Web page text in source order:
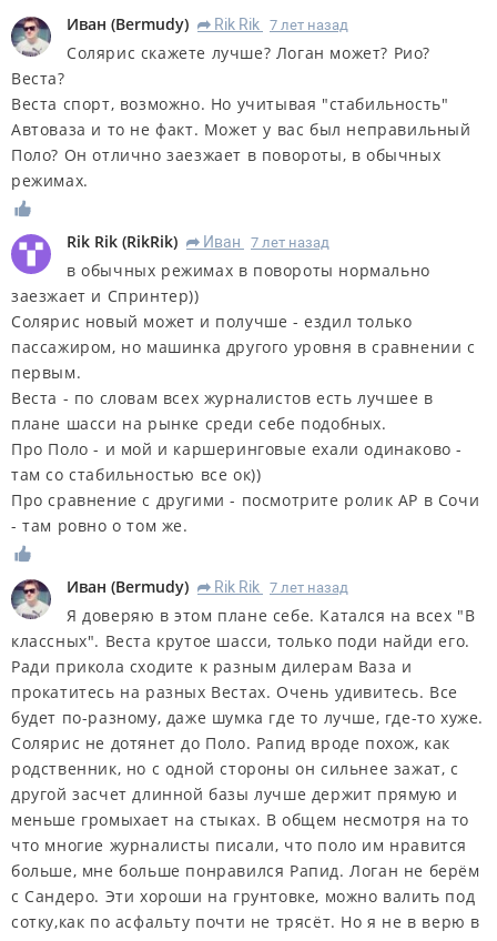
Иван (Bermudy) R Rik Rik 7 лет назад
Солярис скажете лучше? Логан может? Рио?
Веста?
Веста спорт, возможно. Но учитывая "стабильность"
Автоваза и то не факт. Может у вас был неправильный
Поло? Он отлично заезжает в повороты, в обычных
режимах.
Rik Rik (RikRik) R Иван 7 лет назад
в обычных режимах в повороты нормально
заезжает и Спринтер))
Солярис новый может и получше - ездил только
пассажиром, но машинка другого уровня в сравнении с
первым.
Веста - по словам всех журналистов есть лучшее в
плане шасси на рынке среди себе подобных.
Про Поло - и мой и каршеринговые ехали одинаково -
там со стабильностью все ок))
Про сравнение с другими - посмотрите ролик АР в Сочи
- там ровно о том же.
Иван (Bermudy) R Rik Rik 7 лет назад
Я доверяю в этом плане себе. Катался на всех "В
классных". Веста крутое шасси, только поди найди его.
Ради прикола сходите к разным дилерам Ваза и
прокатитесь на разных Вестах. Очень удивитесь. Все
будет по-разному, даже шумка где то лучше, где-то хуже.
Солярис не дотянет до Поло. Рапид вроде похож, как
родственник, но с одной стороны он сильнее зажат, с
другой засчет длинной базы лучше держит прямую и
меньше громыхает на стыках. В общем несмотря на то
что многие журналисты писали, что поло им нравится
больше, мне больше понравился Рапид. Логан не берём
с Сандеро. Эти хороши на грунтовке, можно валить под
сотку,как по асфальту почти не трясёт. Но я не в верю в